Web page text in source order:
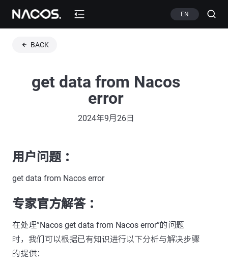
EN
BACK
get data from Nacos
error
2024年9月26日
用户问题 ：
get data from Nacos error
专家官方解答 ：
在处理”Nacos get data from Nacos error”的问题
时，我们可以根据已有知识进行以下分析与解决步骤
的提供：